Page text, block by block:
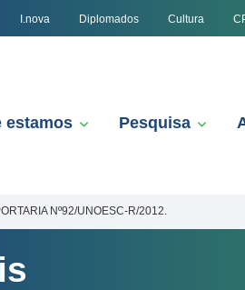
I.nova Diplomados Cultura
estamos Pesquisa
Nº92/UNOESC-R/2012.